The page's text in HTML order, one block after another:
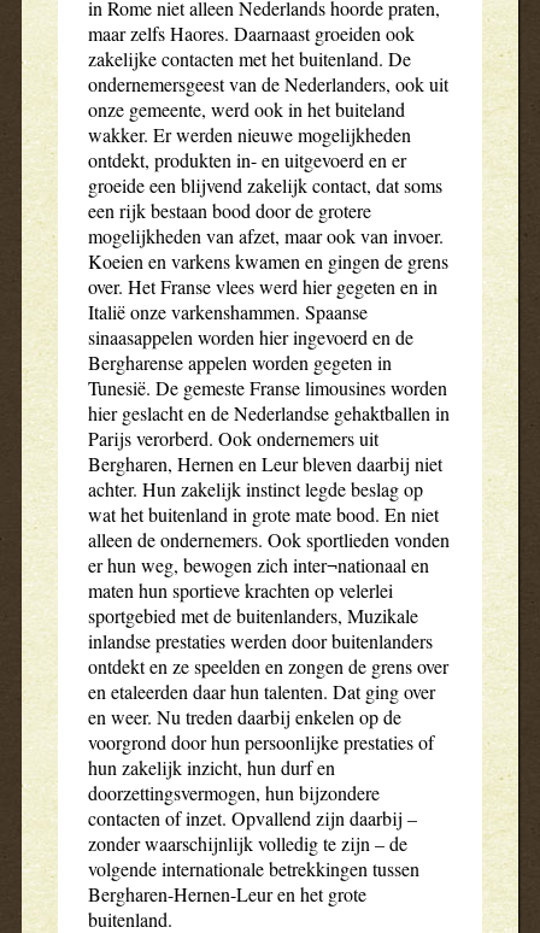
in Rome niet alleen Nederlands hoorde praten,
maar zelfs Haores. Daarnaast groeiden ook
zakelijke contacten met het buitenland. De
ondernemersgeest van de Nederlanders, ook uit
onze gemeente, werd ook in het buiteland
wakker. Er werden nieuwe mogelijkheden
ontdekt, produkten in- en uitgevoerd en er
groeide een blijvend zakelijk contact, dat soms
een rijk bestaan bood door de grotere
mogelijkheden van afzet, maar ook van invoer.
Koeien en varkens kwamen en gingen de grens
over. Het Franse vlees werd hier gegeten en in
Italië onze varkenshammen. Spaanse
sinaasappelen worden hier ingevoerd en de
Bergharense appelen worden gegeten in
Tunesië. De gemeste Franse limousines worden
hier geslacht en de Nederlandse gehaktballen in
Parijs verorberd. Ook ondernemers uit
Bergharen, Hernen en Leur bleven daarbij niet
achter. Hun zakelijk instinct legde beslag op
wat het buitenland in grote mate bood. En niet
alleen de ondernemers. Ook sportlieden vonden
er hun weg, bewogen zich inter¬nationaal en
maten hun sportieve krachten op velerlei
sportgebied met de buitenlanders, Muzikale
inlandse prestaties werden door buitenlanders
ontdekt en ze speelden en zongen de grens over
en etaleerden daar hun talenten. Dat ging over
en weer. Nu treden daarbij enkelen op de
voorgrond door hun persoonlijke prestaties of
hun zakelijk inzicht, hun durf en
doorzettingsvermogen, hun bijzondere
contacten of inzet. Opvallend zijn daarbij –
zonder waarschijnlijk volledig te zijn – de
volgende internationale betrekkingen tussen
Bergharen-Hernen-Leur en het grote
buitenland.